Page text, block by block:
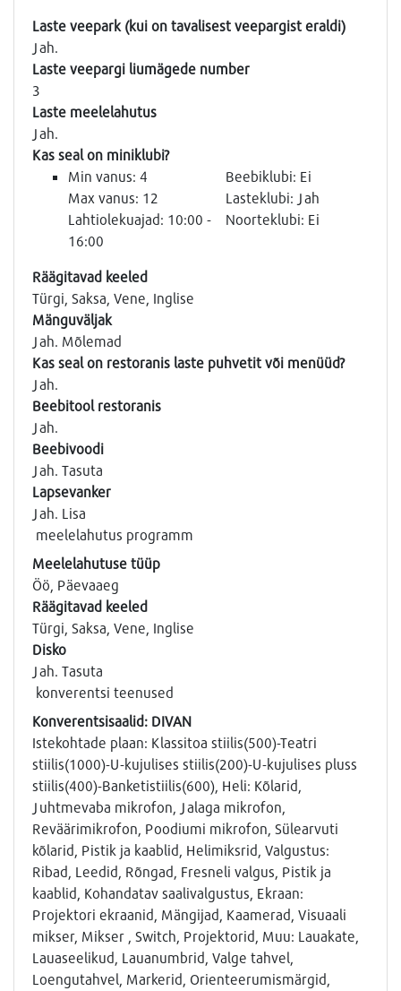
Laste veepark (kui on tavalisest veepargist eraldi)
Jah.
Laste veepargi liumägede number
3
Laste meelelahutus
Jah.
Kas seal on miniklubi?
Min vanus: 4
Max vanus: 12
Lahtiolekuajad: 10:00 -
16:00
Beebiklubi: Ei
Lasteklubi: Jah
Noorteklubi: Ei
Räägitavad keeled
Türgi, Saksa, Vene, Inglise
Mänguväljak
Jah. Mõlemad
Kas seal on restoranis laste puhvetit või menüüd?
Jah.
Beebitool restoranis
Jah.
Beebivoodi
Jah. Tasuta
Lapsevanker
Jah. Lisa
meelelahutus programm
Meelelahutuse tüüp
Öö, Päevaaeg
Räägitavad keeled
Türgi, Saksa, Vene, Inglise
Disko
Jah. Tasuta
konverentsi teenused
Konverentsisaalid: DIVAN
Istekohtade plaan: Klassitoa stiilis(500)-Teatri
stiilis(1000)-U-kujulises stiilis(200)-U-kujulises pluss
stiilis(400)-Banketistiilis(600), Heli: Kõlarid,
Juhtmevaba mikrofon, Jalaga mikrofon,
Reväärimikrofon, Poodiumi mikrofon, Sülearvuti
kõlarid, Pistik ja kaablid, Helimiksrid, Valgustus:
Ribad, Leedid, Rõngad, Fresneli valgus, Pistik ja
kaablid, Kohandatav saalivalgustus, Ekraan:
Projektori ekraanid, Mängijad, Kaamerad, Visuaali
mikser, Mikser , Switch, Projektorid, Muu: Lauakate,
Lauaseelikud, Lauanumbrid, Valge tahvel,
Loengutahvel, Markerid, Orienteerumismärgid,